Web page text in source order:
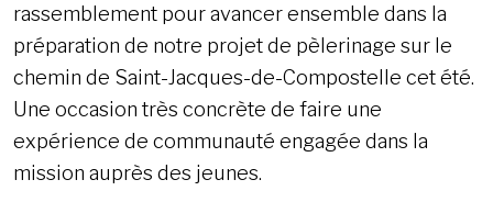
rassemblement pour avancer ensemble dans la
préparation de notre projet de pèlerinage sur le
chemin de Saint-Jacques-de-Compostelle cet été.
Une occasion très concrète de faire une
expérience de communauté engagée dans la
mission auprès des jeunes.